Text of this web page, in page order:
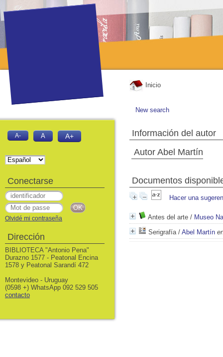
Inicio
New search
Información del autor
Autor Abel Martín
Documentos
Hacer una
Antes del arte / Museo
Serigrafía/ Abel Martín
A- A A+
Conectarse
Olvidé mi contraseña
Dirección
BIBLIOTECA "Antonio Pena"
Durazno 1577 - Peatonal Encina
1578 y Peatonal Sarandí 472
Montevideo - Uruguay
(0598 +) WhatsApp 092 529 505
contacto